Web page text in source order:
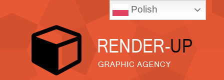
Polish